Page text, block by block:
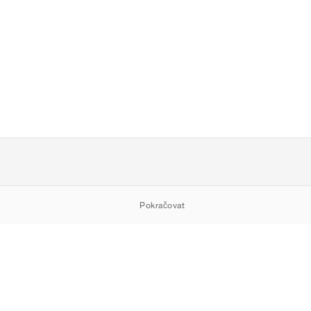
Pokračovat